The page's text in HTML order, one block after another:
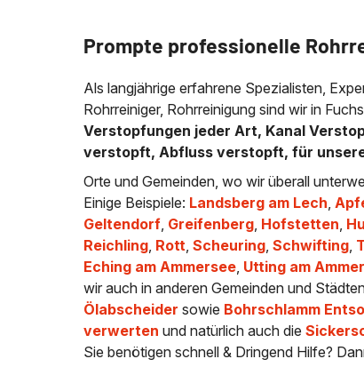
Prompte professionelle
Als langjährige erfahrene Spezialisten,
Rohrreiniger, Rohrreinigung sind wir in
Verstopfungen jeder Art, Kanal
verstopft, Abfluss verstopft, für
Orte und Gemeinden, wo wir überall
Einige Beispiele: Landsberg am Lech,
Geltendorf, Greifenberg, Hofstetten,
Reichling, Rott,Scheuring,Schwifting,
Eching am Ammersee, Utting am
wir auch in anderen Gemeinden und
Ölabscheider sowie Bohrschlamm
verwerten und natürlich auch die
Sie benötigen schnell & Dringend Hilfe?